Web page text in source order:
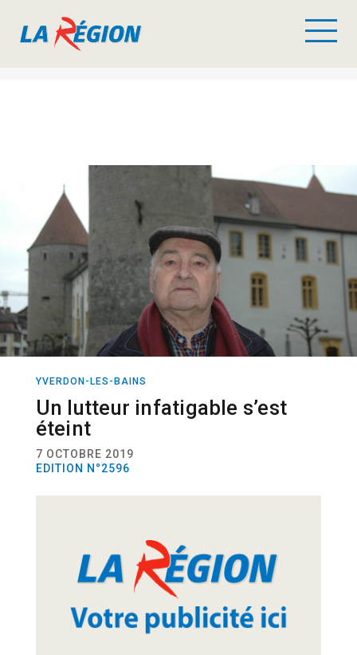
YVERDON-LES-BAINS
Un lutteur infatigable s’est
éteint
7 OCTOBRE 2019
EDITION N°2596